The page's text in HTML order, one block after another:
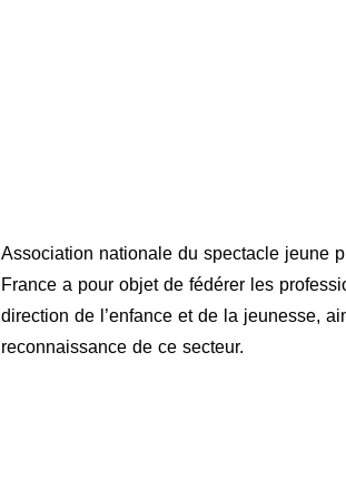
Association nationale du spectacle jeune
France a pour objet de fédérer les
direction de l’enfance et de la jeunesse,
reconnaissance de ce secteur.